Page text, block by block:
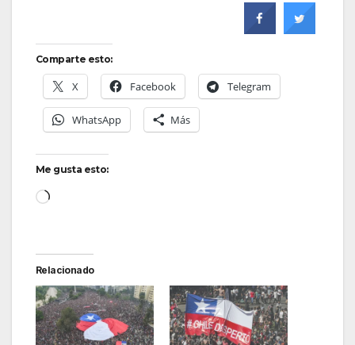
Comparte esto:
X Facebook Telegram
WhatsApp Más
Me gusta esto:
Cargando...
Relacionado